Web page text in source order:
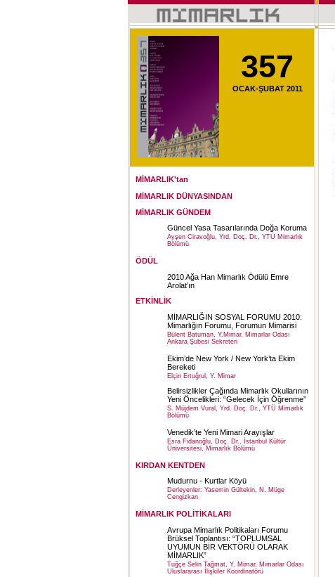
357
OCAK-ŞUBAT 2011
MİMARLIK'tan
MİMARLIK DÜNYASINDAN
MİMARLIK GÜNDEM
Güncel Yasa Tasarılarında Doğa Koruma
Ayşen Ciravoğlu, Yrd. Doç. Dr., YTÜ Mimarlık
Bölümü
ÖDÜL
2010 Ağa Han Mimarlık Ödülü Emre
Arolat’ın
ETKİNLİK
MİMARLIĞIN SOSYAL FORUMU 2010:
Mimarlığın Forumu, Forumun Mimarisi
Bülent Batuman, Y.Mimar, Mimarlar Odası
Ankara Şubesi Sekreteri
Ekim’de New York / New York’ta Ekim
Bereketi
Elçin Ertuğrul, Y. Mimar
Belirsizlikler Çağında Mimarlık Okullarının
Yeni Öncelikleri: “Gelecek İçin Öğrenme”
S. Müjdem Vural, Yrd. Doç. Dr., YTÜ Mimarlık
Bölümü
Venedik’te Yeni Mimari Arayışlar
Esra Fidanoğlu, Doç. Dr., İstanbul Kültür
Üniversitesi, Mimarlık Bölümü
KIRDAN KENTDEN
Mudurnu - Kurtlar Köyü
Derleyenler: Yasemin Gültekin, N. Müge
Cengizkan
MİMARLIK POLİTİKALARI
Avrupa Mimarlık Politikaları Forumu
Brüksel Toplantısı: “TOPLUMSAL
UYUMUN BİR VEKTÖRÜ OLARAK
MİMARLIK”
Tuğçe Selin Tağmat, Y. Mimar, Mimarlar Odası
Uluslararası İlişkiler Koordinatörü